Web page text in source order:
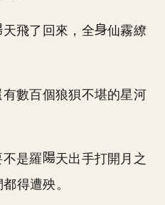
天飛了回來，全
仙霧繚
數百個狼狽不堪的星河
是羅
天出手打開月之
得遭殃。